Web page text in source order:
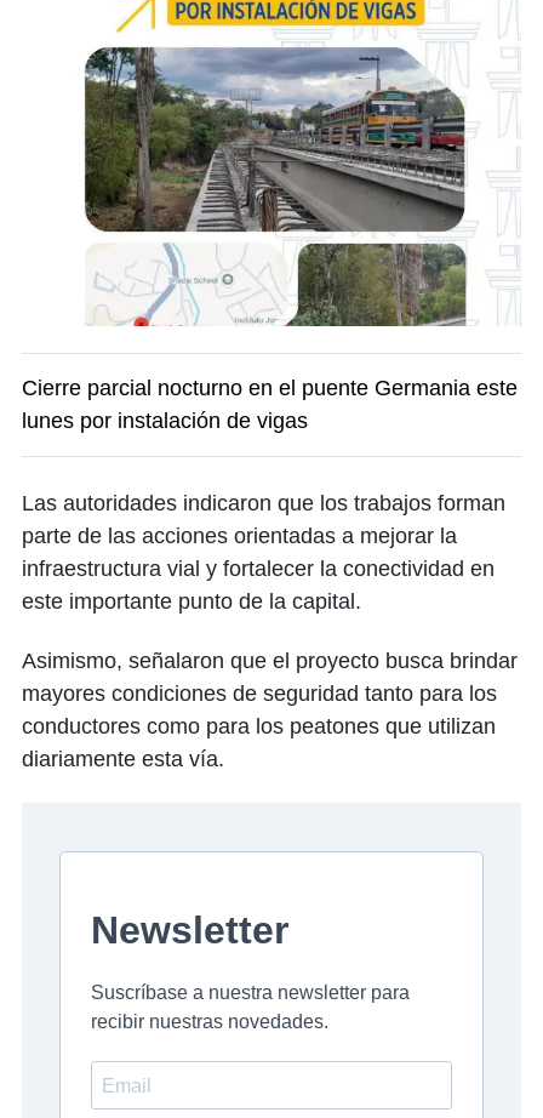
Cierre parcial nocturno en el puente Germania este
lunes por instalación de vigas
Las autoridades indicaron que los trabajos forman
parte de las acciones orientadas a mejorar la
infraestructura vial y fortalecer la conectividad en
este importante punto de la capital.
Asimismo, señalaron que el proyecto busca brindar
mayores condiciones de seguridad tanto para los
conductores como para los peatones que utilizan
diariamente esta vía.